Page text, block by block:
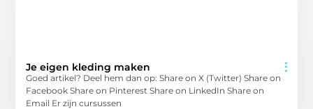
Je eigen kleding maken
Goed artikel? Deel hem dan op: Share on X (Twitter) Share on
Facebook Share on Pinterest Share on LinkedIn Share on
Email Er zijn cursussen